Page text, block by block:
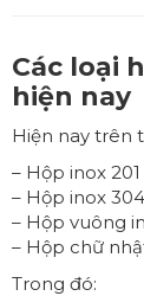
Các loại
hiện nay
Hiện nay trên
– Hộp inox
– Hộp inox
– Hộp vuông
– Hộp chữ
Trong đó: